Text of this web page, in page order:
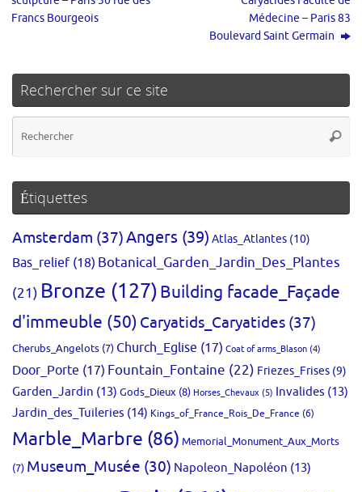
Francs Bourgeois
Médecine – Paris 83
Boulevard Saint Germain
Rechercher sur ce site
Étiquettes
Amsterdam (37)Angers (39) Atlas_Atlantes (10)
Bas_relief(18) Botanical_Garden_Jardin_Des_Plantes
(21) Bronze (127)Building facade_Façade
d'immeuble (50) Caryatids_Caryatides (37)
Cherubs_Angelots (7) Church_Eglise (17) Coat of arms_Blason (4)
Door_Porte (17) Fountain_Fontaine (22) Friezes_Frises (9)
Garden_Jardin (13) Gods_Dieux (8) Horses_Chevaux (5) Invalides (13)
Jardin_des_Tuileries (14) Kings_of_France_Rois_De_France (6)
Marble_Marbre (86) Memorial_Monument_Aux_Morts
(7) Museum_Musée (30) Napoleon_Napoléon (13)